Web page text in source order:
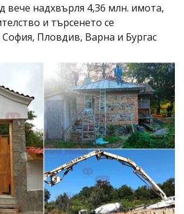
надхвърля 4,36 млн. имота,
и търсенето се
Пловдив, Варна и Бургас